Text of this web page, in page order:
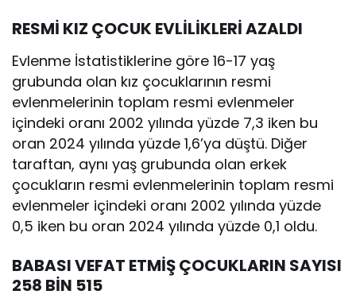
RESMİ KIZ ÇOCUK EVLİLİKLERİ AZALDI
Evlenme İstatistiklerine göre 16-17 yaş
grubunda olan kız çocuklarının resmi
evlenmelerinin toplam resmi evlenmeler
içindeki oranı 2002 yılında yüzde 7,3 iken bu
oran 2024 yılında yüzde 1,6’ya düştü. Diğer
taraftan, aynı yaş grubunda olan erkek
çocukların resmi evlenmelerinin toplam resmi
evlenmeler içindeki oranı 2002 yılında yüzde
0,5 iken bu oran 2024 yılında yüzde 0,1 oldu.
BABASI VEFAT ETMİŞ ÇOCUKLARIN SAYISI
258 BİN 515